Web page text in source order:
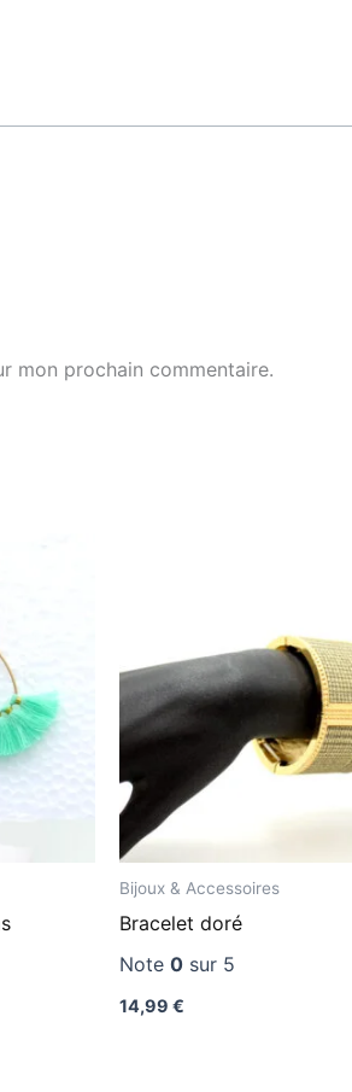
mon prochain commentaire.
Bijoux & Accessoires
Bracelet doré
Note 0 sur 5
14,99 €